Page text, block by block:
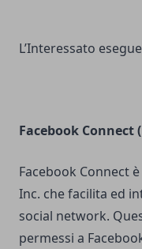
L’Interessato
Facebook
Facebook Connect
Inc. che facilita ed
social network.
permessi a